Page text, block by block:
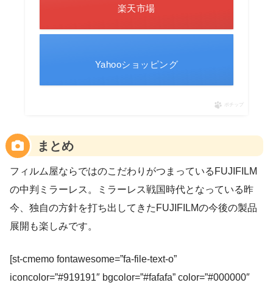
楽天市場
Yahooショッピング
ポチップ
まとめ
フィルム屋ならではのこだわりがつまっているFUJIFILM
の中判ミラーレス。ミラーレス戦国時代となっている昨
今、独自の方針を打ち出してきたFUJIFILMの今後の製品
展開も楽しみです。
[st-cmemo fontawesome=”fa-file-text-o”
iconcolor=”#919191″ bgcolor=”#fafafa” color=”#000000″